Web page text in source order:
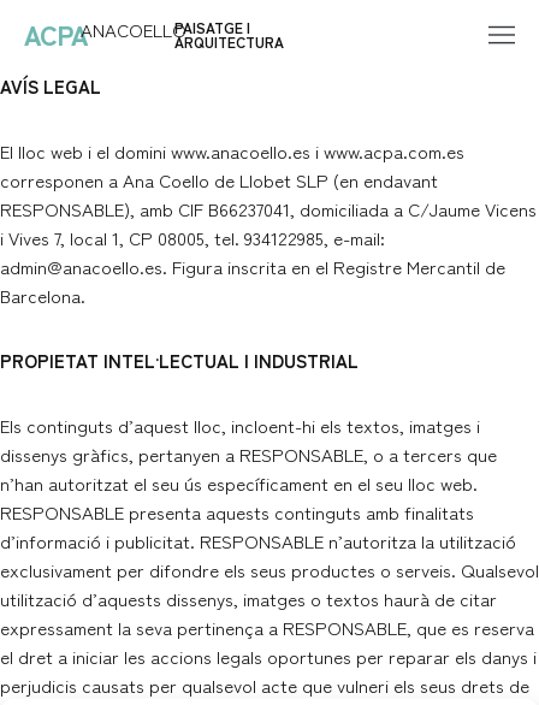
al
ACPAANACOELLOPAISATGE I
ARQUITECTURA
AVÍS LEGAL
El lloc web i el dominiwww.anacoello.es iwww.acpa.com.es
corresponen a Ana Coello de Llobet SLP (en endavant
RESPONSABLE), amb CIF B66237041, domiciliada a C/Jaume Vicens
i Vives 7, local 1, CP 08005, tel. 934122985, e-mail:
admin@anacoello.es. Figura inscrita en el Registre Mercantil de
Barcelona.
PROPIETAT INTEL·LECTUAL I INDUSTRIAL
Els continguts d’aquest lloc, incloent-hi els textos, imatges i
dissenys gràfics, pertanyen a RESPONSABLE, o a tercers que
n’han autoritzat el seu ús específicament en el seu lloc web.
RESPONSABLE presenta aquests continguts amb finalitats
d’informació i publicitat. RESPONSABLE n’autoritza la utilització
exclusivament per difondre els seus productes o serveis. Qualsevol
utilització d’aquests dissenys, imatges o textos haurà de citar
expressament la seva pertinença a RESPONSABLE, que es reserva
el dret a iniciar les accions legals oportunes per reparar els danys i
perjudicis causats per qualsevol acte que vulneri els seus drets de